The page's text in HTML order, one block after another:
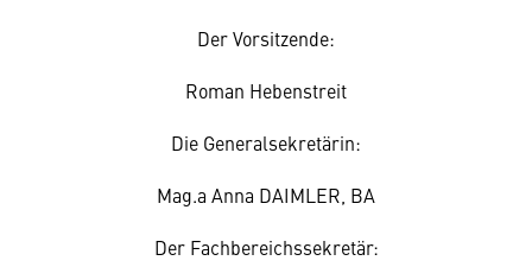
Der Vorsitzende:
Roman Hebenstreit
Die Generalsekretärin:
Mag.a Anna DAIMLER, BA
Der Fachbereichssekretär: